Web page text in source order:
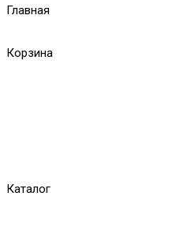
Главная
Корзина
Каталог